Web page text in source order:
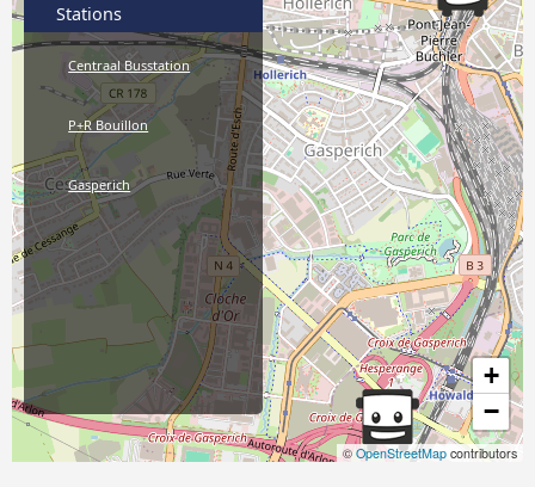
+
−
©OpenStreetMap contributors
Stations
Centraal Busstation
P+R Bouillon
Gasperich